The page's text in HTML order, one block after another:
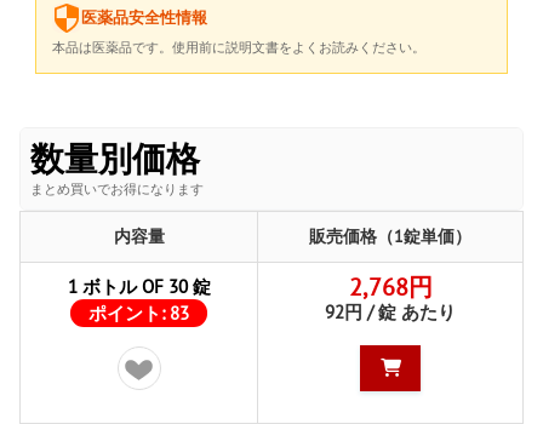
医薬品安全性情報
本品は医薬品です。使用前に説明文書をよくお読みください。
数量別価格
まとめ買いでお得になります
内容量 販売価格（1錠単価）
1 ボトル OF 30 錠
ポイント: 83
2,768円
92円 / 錠 あたり